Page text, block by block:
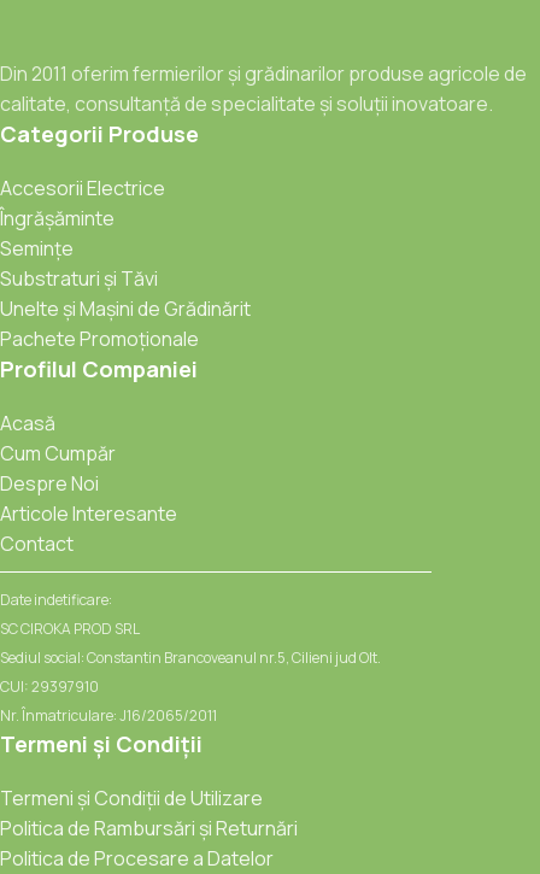
Din 2011 oferim fermierilor și grădinarilor produse agricole de
calitate, consultanță de specialitate și soluții inovatoare.
Categorii Produse
Accesorii Electrice
Îngrășăminte
Semințe
Substraturi și Tăvi
Unelte și Mașini de Grădinărit
Pachete Promoționale
Profilul Companiei
Acasă
Cum Cumpăr
Despre Noi
Articole Interesante
Contact
Date indetificare:
SC CIROKA PROD SRL
Sediul social: Constantin Brancoveanul nr.5, Cilieni jud Olt.
CUI: 29397910
Nr. Înmatriculare: J16/2065/2011
Termeni și Condiții
Termeni și Condiții de Utilizare
Politica de Rambursări și Returnări
Politica de Procesare a Datelor